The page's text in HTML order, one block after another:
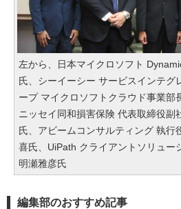
左から、日本マイクロソフト
氏、シーイーシー サービスインテグ
ープ マイクロソフトクラウド事業部
ニッセイ同和損害保険 代表取締役副
氏、アビームコンサルティング 執行
喜氏、UiPath クライアントソリュー
明瀬雅彦氏
編集部のおすすめ記事